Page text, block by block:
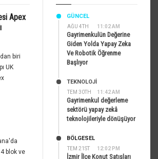
Apex
biri
UK
blok ve
AĞU 4TH 11:02 AM
GÜNCEL
Gayrimenkulün Değerine
Giden Yolda Yapay Zeka
Ve Robotik Öğrenme
Başlıyor
TEM 30TH 11:42 AM
TEKNOLOJİ
Gayrimenkul değerleme
sektörü yapay zekâ
teknolojileriyle dönüşüyor
TEM 21ST 12:02 PM
BÖLGESEL
İzmir İlçe Konut Satışları